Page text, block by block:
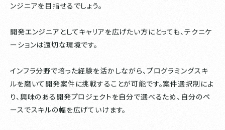
ンジニアを目指せるでしょう。
開発エンジニアとしてキャリアを広げたい方にとっても、テクニケ
ーションは適切な環境です。
インフラ分野で培った経験を活かしながら、プログラミングスキ
ルを磨いて開発案件に挑戦することが可能です。案件選択制によ
り、興味のある開発プロジェクトを自分で選べるため、自分のペ
ースでスキルの幅を広げていけます。